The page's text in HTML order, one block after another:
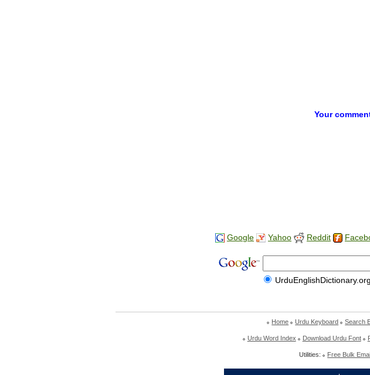
Your
Google Yahoo Reddit
UrduEnglishDictionary.org
Home Urdu Keyboard Search
Urdu Word Index Download Urdu Font
Utilities: Free Bulk